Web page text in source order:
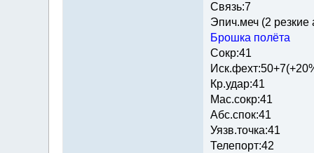
Связь:7
Эпич.меч (2 резкие
Брошка полёта
Сокр:41
Кр.удар:41
Мас.сокр:41
Абс.спок:41
Уязв.точка:41
Телепорт:42